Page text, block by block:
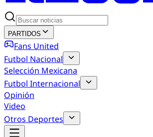
PARTIDOS
Fans United
Futbol Nacional
Selección Mexicana
Futbol Internacional
Opinión
Video
Otros Deportes